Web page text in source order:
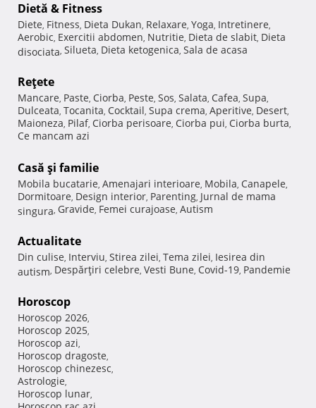
Dietă & Fitness
Diete, Fitness, Dieta Dukan, Relaxare, Yoga, Intretinere,
Aerobic, Exercitii abdomen, Nutritie, Dieta de slabit, Dieta
disociata, Silueta, Dieta ketogenica, Sala de acasa
Reţete
Mancare, Paste, Ciorba, Peste, Sos, Salata, Cafea, Supa,
Dulceata, Tocanita, Cocktail, Supa crema, Aperitive, Desert,
Maioneza, Pilaf, Ciorba perisoare, Ciorba pui, Ciorba burta,
Ce mancam azi
Casă şi familie
Mobila bucatarie, Amenajari interioare, Mobila, Canapele,
Dormitoare, Design interior, Parenting, Jurnal de mama
singura, Gravide, Femei curajoase, Autism
Actualitate
Din culise, Interviu, Stirea zilei, Tema zilei, Iesirea din
autism, Despărţiri celebre, Vesti Bune, Covid-19, Pandemie
Horoscop
Horoscop 2026,
Horoscop 2025,
Horoscop azi,
Horoscop dragoste,
Horoscop chinezesc,
Astrologie,
Horoscop lunar,